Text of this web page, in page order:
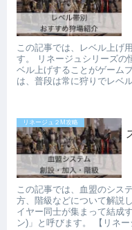
この記事では、レベル上げ
す。 リネージュシリーズの
ベル上げすることがゲーム
は、普段は常に狩りでレベ
リネージュ２M攻略
この記事では、血盟のシス
方、階級などについて解説
イヤー同士が集まって結成
ン)」と呼びます。 【リネー